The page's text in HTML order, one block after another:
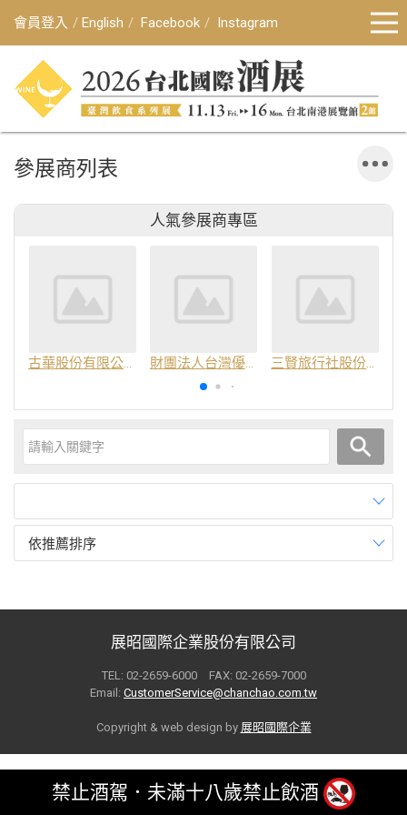
會員登入 English Facebook Instagram
參展商列表
人氣參展商專區
古華股份有限公司 財團法人台灣優良農產品發展協會 三賢旅行社股份有限公司
依推薦排序
展昭國際企業股份有限公司
TEL: 02-2659-6000 FAX: 02-2659-7000
Email: CustomerService@chanchao.com.tw
Copyright & web design by 展昭國際企業
禁止酒駕．未滿十八歲禁止飲酒